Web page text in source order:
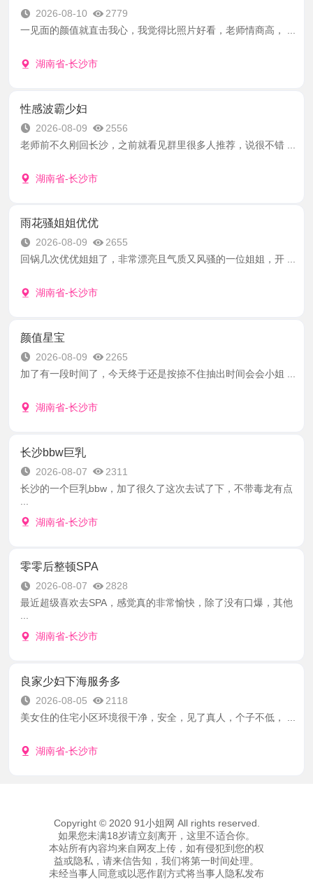
2026-08-10
2779
一见面的颜值就直击我心，我觉得比照片好看，老师情商高， ...
湖南省-长沙市
性感波霸少妇
2026-08-09
2556
老师前不久刚回长沙，之前就看见群里很多人推荐，说很不错 ...
湖南省-长沙市
雨花骚姐姐优优
2026-08-09
2655
回锅几次优优姐姐了，非常漂亮且气质又风骚的一位姐姐，开 ...
湖南省-长沙市
颜值星宝
2026-08-09
2265
加了有一段时间了，今天终于还是按捺不住抽出时间会会小姐 ...
湖南省-长沙市
长沙bbw巨乳
2026-08-07
2311
长沙的一个巨乳bbw，加了很久了这次去试了下，不带毒龙有点
湖南省-长沙市
零零后整顿SPA
2026-08-07
2828
最近超级喜欢去SPA，感觉真的非常愉快，除了没有口爆，其他
...
湖南省-长沙市
良家少妇下海服务多
2026-08-05
2118
美女住的住宅小区环境很干净，安全，见了真人，个子不低， ...
湖南省-长沙市
Copyright © 2020 91小姐网 All rights reserved.
如果您未满18岁请立刻离开，这里不适合你。
本站所有內容均来自网友上传，如有侵犯到您的权
益或隐私，请来信告知，我们将第一时间处理。
未经当事人同意或以恶作剧方式将当事人隐私发布